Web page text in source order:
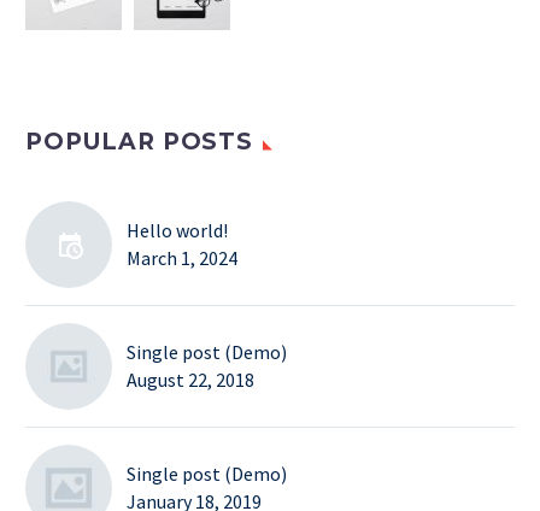
POPULAR POSTS
Hello world!
March 1, 2024
Single post (Demo)
August 22, 2018
Single post (Demo)
January 18, 2019